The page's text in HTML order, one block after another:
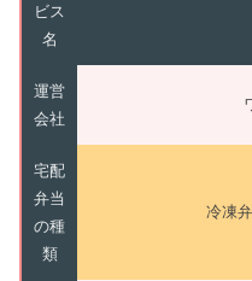
ビス
名
運営
会社
宅配
弁当
の種
類
冷凍